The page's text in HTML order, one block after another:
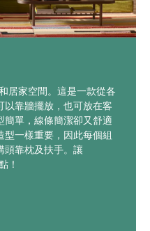
居家空間。這是一款從各
靠牆擺放，也可放在客
簡單，線條簡潔卻又舒適
一樣重要，因此每個組
頭靠枕及扶手。讓
！